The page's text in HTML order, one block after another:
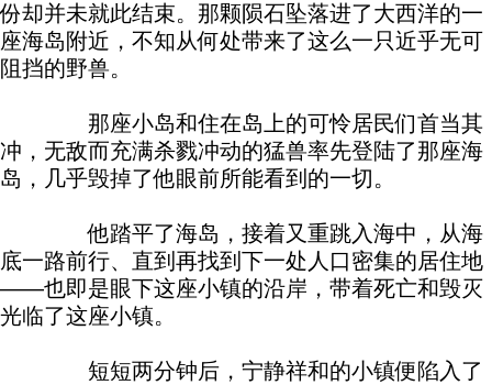
份却并未就此结束。那颗陨石坠落进了大西洋的一
座海岛附近，不知从何处带来了这么一只近乎无可
阻挡的野兽。
那座小岛和住在岛上的可怜居民们首当其
冲，无敌而充满杀戮冲动的猛兽率先登陆了那座海
岛，几乎毁掉了他眼前所能看到的一切。
他踏平了海岛，接着又重跳入海中，从海
底一路前行、直到再找到下一处人口密集的居住地
——也即是眼下这座小镇的沿岸，带着死亡和毁灭
光临了这座小镇。
短短两分钟后，宁静祥和的小镇便陷入了